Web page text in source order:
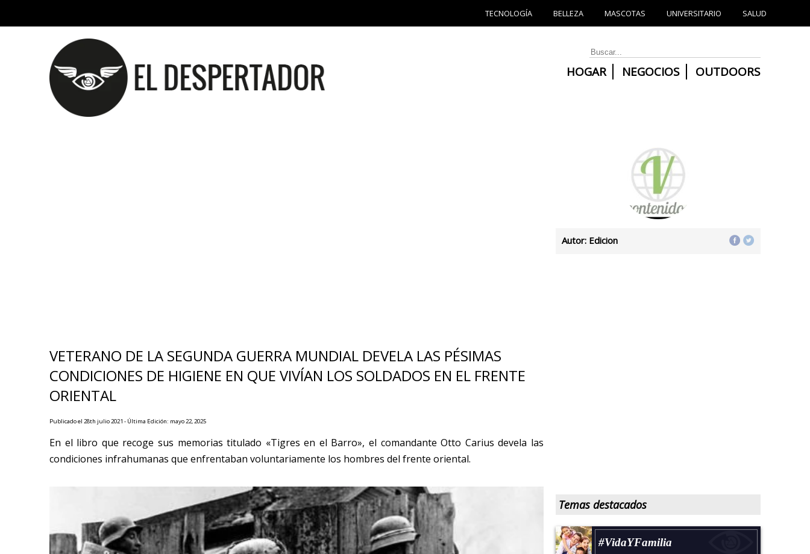
TECNOLOGÍA BELLEZA MASCOTAS UNIVERSITARIO SALUD
HOGAR NEGOCIOS OUTDOORS
VETERANO DE LA SEGUNDA GUERRA MUNDIAL DEVELA LAS PÉSIMAS
CONDICIONES DE HIGIENE EN QUE VIVÍAN LOS SOLDADOS EN EL FRENTE
ORIENTAL
Publicado el 28th julio 2021 - Última Edición: mayo 22, 2025
En el libro que recoge sus memorias titulado «Tigres en el Barro», el comandante Otto Carius devela las
condiciones infrahumanas que enfrentaban voluntariamente los hombres del frente oriental.
Autor: Edicion
Temas destacados
#VidaYFamilia